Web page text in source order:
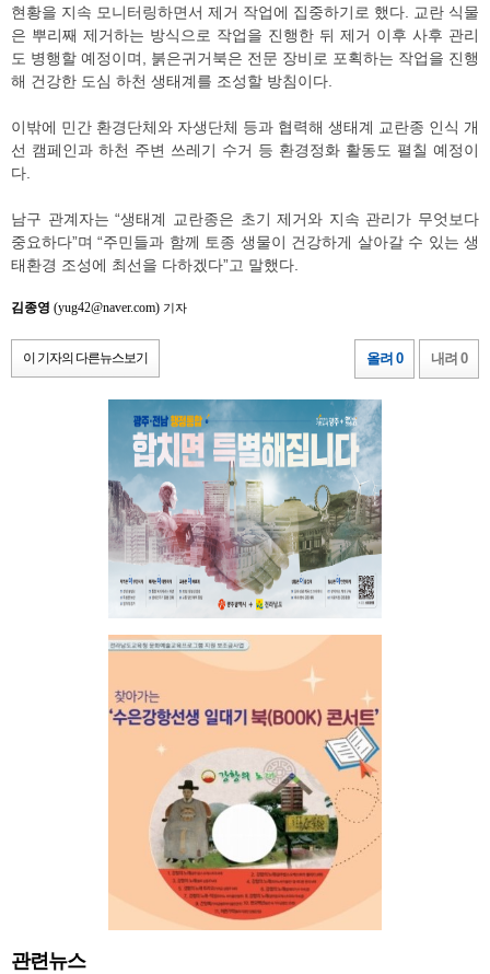
현황을 지속 모니터링하면서 제거 작업에 집중하기로 했다. 교란 식물
은 뿌리째 제거하는 방식으로 작업을 진행한 뒤 제거 이후 사후 관리
도 병행할 예정이며, 붉은귀거북은 전문 장비로 포획하는 작업을 진행
해 건강한 도심 하천 생태계를 조성할 방침이다.
이밖에 민간 환경단체와 자생단체 등과 협력해 생태계 교란종 인식 개
선 캠페인과 하천 주변 쓰레기 수거 등 환경정화 활동도 펼칠 예정이
다.
남구 관계자는 “생태계 교란종은 초기 제거와 지속 관리가 무엇보다
중요하다”며 “주민들과 함께 토종 생물이 건강하게 살아갈 수 있는 생
태환경 조성에 최선을 다하겠다”고 말했다.
김종영 (yug42@naver.com) 기자
이 기자의 다른뉴스보기 올려 0 내려 0
관련뉴스